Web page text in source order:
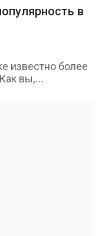
в
известно более
вы,...